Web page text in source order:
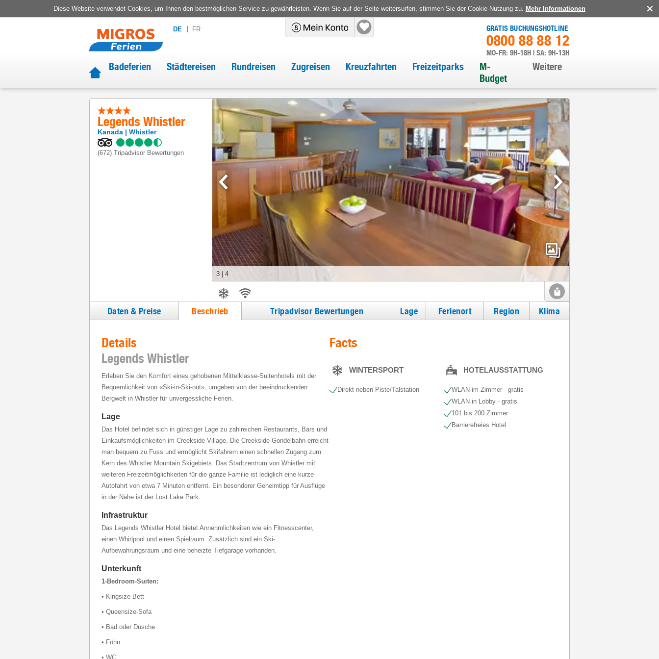
Diese Website verwendet Cookies, um Ihnen den bestmöglichen Service zu gewährleisten. Wenn Sie auf der Seite weitersurfen, stimmen Sie der Cookie-Nutzung zu. Mehr Informationen
DE FR GRATIS BUCHUNGSHOTLINE
0800 88 88 12
MO-FR: 9H-18H | SA: 9H-13H
Badeferien Städtereisen Rundreisen Zugreisen Kreuzfahrten Freizeitparks
M-
Budget
Weitere
Legends Whistler
Kanada Whistler
(672) Tripadvisor Bewertungen
3 4
Daten & Preise Beschrieb Tripadvisor Bewertungen Lage Ferienort Region Klima
Details
Legends Whistler
Erleben Sie den Komfort eines gehobenen Mittelklasse-Suitenhotels mit der
Bequemlichkeit von «Ski-in-Ski-out», umgeben von der beeindruckenden
Bergwelt in Whistler für unvergessliche Ferien.
Lage
Das Hotel befindet sich in günstiger Lage zu zahlreichen Restaurants, Bars und
Einkaufsmöglichkeiten im Creekside Village. Die Creekside-Gondelbahn erreicht
man bequem zu Fuss und ermöglicht Skifahrern einen schnellen Zugang zum
Kern des Whistler Mountain Skigebiets. Das Stadtzentrum von Whistler mit
weiteren Freizeitmöglichkeiten für die ganze Familie ist lediglich eine kurze
Autofahrt von etwa 7 Minuten entfernt. Ein besonderer Geheimtipp für Ausflüge
in der Nähe ist der Lost Lake Park.
Infrastruktur
Das Legends Whistler Hotel bietet Annehmlichkeiten wie ein Fitnesscenter,
einen Whirlpool und einen Spielraum. Zusätzlich sind ein Ski-
Aufbewahrungsraum und eine beheizte Tiefgarage vorhanden.
Unterkunft
1-Bedroom-Suiten:
• Kingsize-Bett
• Queensize-Sofa
• Bad oder Dusche
• Föhn
• WC
Facts
WINTERSPORT
Direkt neben Piste/Talstation
HOTELAUSSTATTUNG
WLAN im Zimmer - gratis
WLAN in Lobby - gratis
101 bis 200 Zimmer
Barrierefreies Hotel